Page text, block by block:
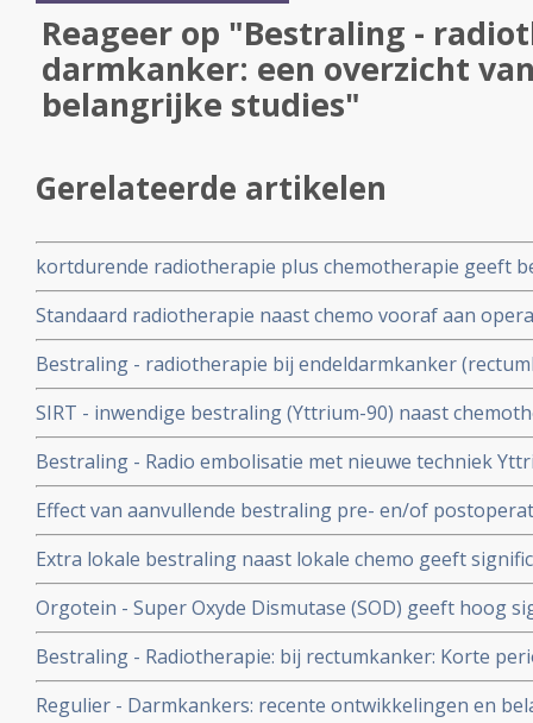
Reageer op "Bestraling -
darmkanker: een overzicht
belangrijke studies"
Gerelateerde artikelen
kortdurende radiotherapie plus chemotherapie geeft
langere ziekteprogressievrije tijd vergeleken met
voor lokaal gevorderde rectumkanker -
Standaard radiotherapie naast chemo vooraf aan
zelfde overleving op 5 jaar met meer bijwerkingen in
bestraling als chemo te weinig resultaat geeft
Bestraling - radiotherapie bij endeldarmkanker
langere termijn grotere kans op vormen van
SIRT - inwendige bestraling (Yttrium-90) naast
rechtszijdige darmtumoren een verschil in overall
maanden bij uitgezaaide darmkanker copy 1
Bestraling - Radio embolisatie met nieuwe techniek
ook in Nederland beschikbaar in studieverband.
Effect van aanvullende bestraling pre- en/of
nihil, aldus grote langjarige studie gepubliceerd in the
Extra lokale bestraling naast lokale chemo geeft
overlevingstijd en ziektevrije periode bij
vanuit darmkanker, galwegenkanker en primaire
Orgotein - Super Oxyde Dismutase (SOD) geeft hoog
ernstige bijwerkingen van bestralingen in het bekken-
gerandomiseerde studie bij 100 patiënten met
Bestraling - Radiotherapie: bij rectumkanker: Korte
bestraling voorkomt hoog significant een recidief
postoperatieve bestraling + chemo bij geselecteerde
Regulier - Darmkankers: recente ontwikkelingen en